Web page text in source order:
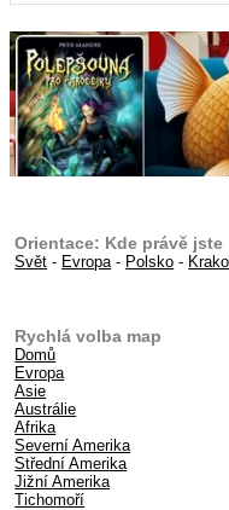
Orientace: Kde právě jste
Svět - Evropa- Polsko -
Rychlá volba map
Domů
Evropa
Asie
Austrálie
Afrika
Severní Amerika
Střední Amerika
Jižní Amerika
Tichomoří